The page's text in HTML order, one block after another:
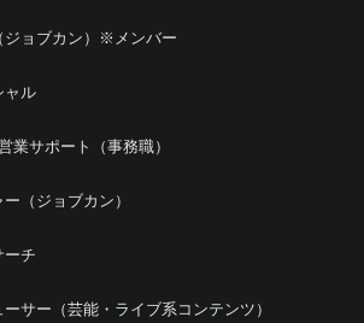
ジョブカン）※メンバー
ル
業サポート（事務職）
（ジョブカン）
ーチ
サー（芸能・ライブ系コンテンツ）